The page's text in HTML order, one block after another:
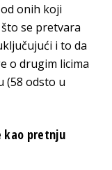
onih koji
se pretvara
i to da
o drugim licima
(58 odsto u
kao pretnju